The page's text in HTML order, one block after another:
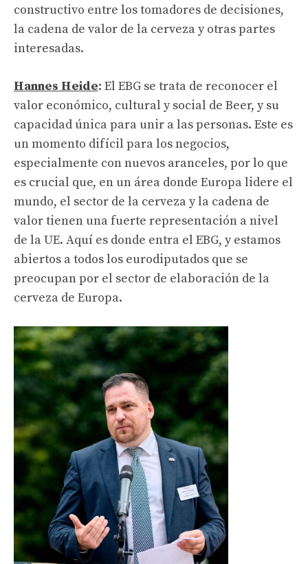
constructivo entre los tomadores de decisiones,
la cadena de valor de la cerveza y otras partes
interesadas.
Hannes Heide: El EBG se trata de reconocer el
valor económico, cultural y social de Beer, y su
capacidad única para unir a las personas. Este es
un momento difícil para los negocios,
especialmente con nuevos aranceles, por lo que
es crucial que, en un área donde Europa lidere el
mundo, el sector de la cerveza y la cadena de
valor tienen una fuerte representación a nivel
de la UE. Aquí es donde entra el EBG, y estamos
abiertos a todos los eurodiputados que se
preocupan por el sector de elaboración de la
cerveza de Europa.